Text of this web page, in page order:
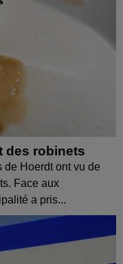
des robinets
de Hoerdt ont vu de
Face aux
a pris...